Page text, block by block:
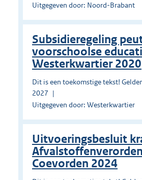
Uitgegeven door: Noord-Brabant
Subsidieregeling
voorschoolse
Westerkwartier 2020
Dit is een toekomstige tekst!
2027
Uitgegeven door: Westerkwartier
Uitvoeringsbesluit
Coevorden 2024